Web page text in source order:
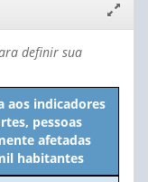
janela
definir sua
aos indicadores
pessoas
afetadas
habitantes